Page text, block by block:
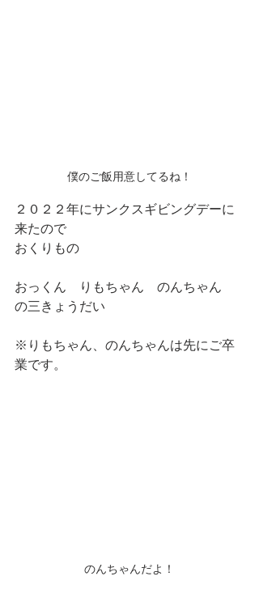
僕のご飯用意してるね！
２０２２年にサンクスギビングデーに
来たので
おくりもの
おっくん　りもちゃん　のんちゃん
の三きょうだい
※りもちゃん、のんちゃんは先にご卒
業です。
のんちゃんだよ！